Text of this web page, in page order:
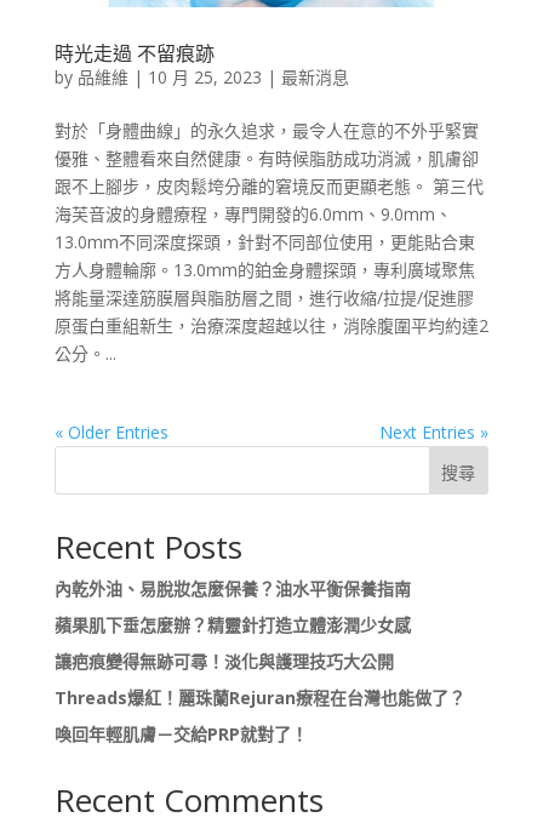
時光走過 不留痕跡
by 品維維 | 10 月 25, 2023 | 最新消息
對於「身體曲線」的永久追求，最令人在意的不外乎緊實
優雅、整體看來自然健康。有時候脂肪成功消滅，肌膚卻
跟不上腳步，皮肉鬆垮分離的窘境反而更顯老態。 第三代
海芙音波的身體療程，專門開發的6.0mm、9.0mm、
13.0mm不同深度探頭，針對不同部位使用，更能貼合東
方人身體輪廓。13.0mm的鉑金身體探頭，專利廣域聚焦
將能量深達筋膜層與脂肪層之間，進行收縮/拉提/促進膠
原蛋白重組新生，治療深度超越以往，消除腹圍平均約達2
公分。...
« Older Entries
Next Entries »
搜尋
Recent Posts
內乾外油、易脫妝怎麼保養？油水平衡保養指南
蘋果肌下垂怎麼辦？精靈針打造立體澎潤少女感
讓疤痕變得無跡可尋！淡化與護理技巧大公開
Threads爆紅！麗珠蘭Rejuran療程在台灣也能做了？
喚回年輕肌膚－交給PRP就對了！
Recent Comments